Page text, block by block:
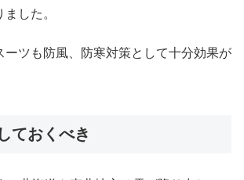
した。
ーツも防風、防寒対策として十分効果が
ておくべき